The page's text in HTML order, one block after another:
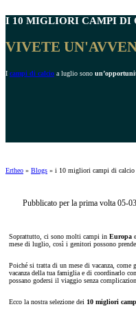
I 10 MIGLIORI CAMPI DI
VIVETE
I campi di calcio a luglio sono
Ertheo » Blogs » i 10 migliori campi di calcio
Pubblicato per la prima volta 05-
Soprattutto, ci sono molti campi in Europa
mese di luglio, così i genitori possono
Poiché si tratta di un mese di vacanza,
vacanza della tua famiglia e di coordinarlo
possano godersi il viaggio senza
Ecco la nostra selezione dei 10 migliori